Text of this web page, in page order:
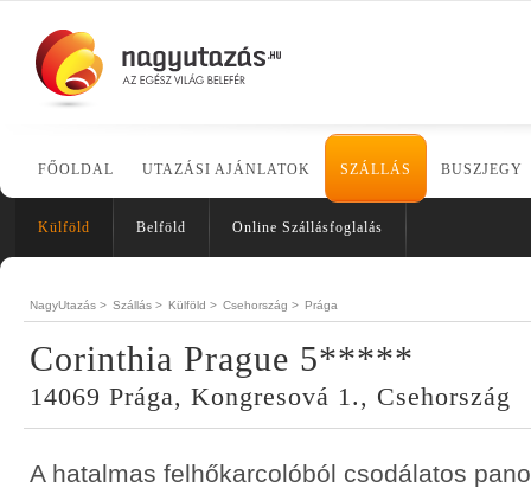
FŐOLDAL UTAZÁSI AJÁNLATOK SZÁLLÁS BUSZJEGY
Külföld Belföld Online Szállásfoglalás
NagyUtazás > Szállás > Külföld > Csehország > Prága
Corinthia Prague 5*****
14069 Prága, Kongresová 1., Csehország
A hatalmas felhőkarcolóból csodálatos